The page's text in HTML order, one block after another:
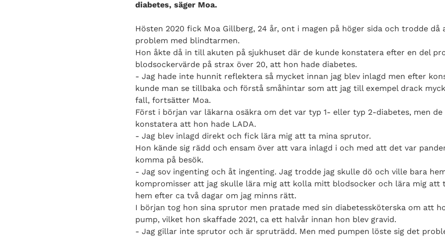
diabetes, säger Moa.
Hösten 2020 fick Moa Gillberg, 24 år, ont i magen på höger sida och trodde då
problem med blindtarmen.
Hon åkte då in till akuten på sjukhuset där de kunde konstatera efter en del
blodsockervärde på strax över 20, att hon hade diabetes.
- Jag hade inte hunnit reflektera så mycket innan jag blev inlagd men efter
kunde man se tillbaka och förstå småhintar som att jag till exempel drack
fall, fortsätter Moa.
Först i början var läkarna osäkra om det var typ 1- eller typ 2-diabetes, men
konstatera att hon hade LADA.
- Jag blev inlagd direkt och fick lära mig att ta mina sprutor.
Hon kände sig rädd och ensam över att vara inlagd i och med att det var
komma på besök.
- Jag sov ingenting och åt ingenting. Jag trodde jag skulle dö och ville bara
kompromisser att jag skulle lära mig att kolla mitt blodsocker och lära mig att
hem efter ca två dagar om jag minns rätt.
I början tog hon sina sprutor men pratade med sin diabetessköterska om att
pump, vilket hon skaffade 2021, ca ett halvår innan hon blev gravid.
- Jag gillar inte sprutor och är spruträdd. Men med pumpen löste sig det